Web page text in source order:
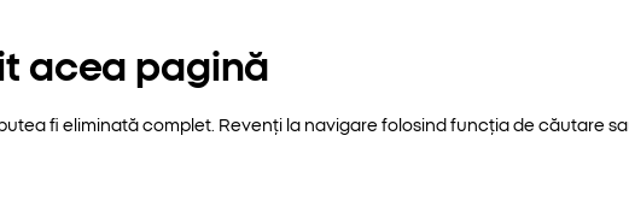
acea pagină
fi eliminată complet. Revenți la navigare folosind funcția de căutare